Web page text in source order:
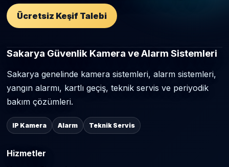
Ücretsiz Keşif Talebi
Sakarya Güvenlik Kamera ve Alarm Sistemleri
Sakarya genelinde kamera sistemleri, alarm sistemleri,
yangın alarmı, kartlı geçiş, teknik servis ve periyodik
bakım çözümleri.
IP Kamera Alarm Teknik Servis
Hizmetler